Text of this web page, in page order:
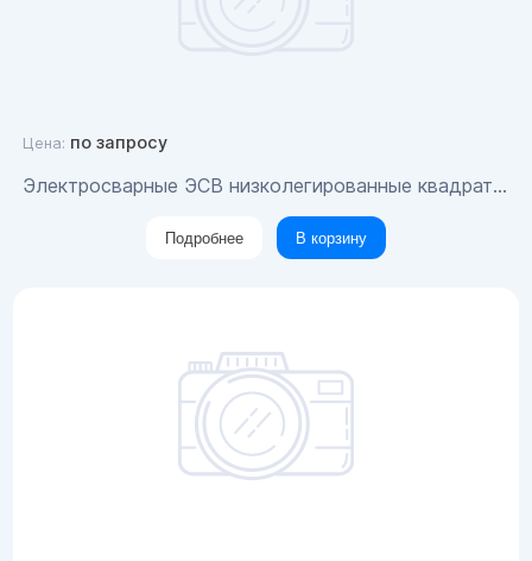
Цена: по запросу
Электросварные ЭСВ низколегированные квадратные трубы 60x6
Подробнее В корзину